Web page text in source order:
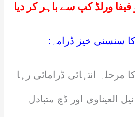
ورلڈ کپ سے باہر کر دیا
سنسنی خیز ڈرامہ:
مرحلہ انتہائی ڈرامائی رہا
العیناوی اور ڈچ متبادل